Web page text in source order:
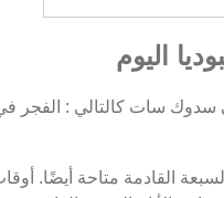
اليوم
السبعة القادمة متاحة